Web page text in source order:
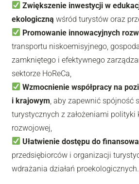
Zwiększenie inwestycji w
ekologiczną wśród turystów oraz
Promowanie innowacyjnych
transportu niskoemisyjnego,
zamkniętego i efektywnego
sektorze HoReCa,
Wzmocnienie współpracy na
i krajowym, aby zapewnić spójność
turystycznych z założeniami polityki
rozwojowej,
Ułatwienie dostępu do
przedsiębiorców i organizacji
wdrażania działań proekologicznych.